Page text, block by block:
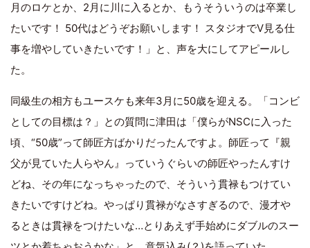
月のロケとか、2月に川に入るとか、もうそういうのは卒業し
たいです！ 50代はどうぞお願いします！ スタジオでV見る仕
事を増やしていきたいです！」と、声を大にしてアピールし
た。
同級生の相方もユースケも来年3月に50歳を迎える。「コンビ
としての目標は？」との質問に津田は「僕らがNSCに入った
頃、“50歳”って師匠方ばかりだったんですよ。師匠って『親
父が見ていた人らやん』っていうぐらいの師匠やったんすけ
どね、その年になっちゃったので、そういう貫禄もつけてい
きたいですけどね。やっぱり貫禄がなさすぎるので、漫才や
るときは貫禄をつけたいな…とりあえず手始めにダブルのスー